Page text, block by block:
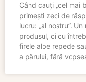
Când cauți „cel mai
primești zeci de
lucru: „al nostru”.
produsul, ci cu
firele albe repede
a părului, fără